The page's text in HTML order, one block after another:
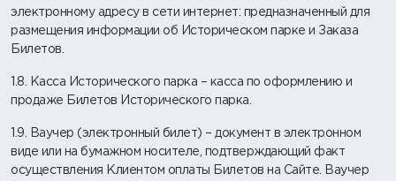
электронному адресу в сети интернет: предназначенный для
размещения информации об Историческом парке и Заказа
Билетов.
1.8. Касса Исторического парка – касса по оформлению и
продаже Билетов Исторического парка.
1.9. Ваучер (электронный билет) – документ в электронном
виде или на бумажном носителе, подтверждающий факт
осуществления Клиентом оплаты Билетов на Сайте. Ваучер